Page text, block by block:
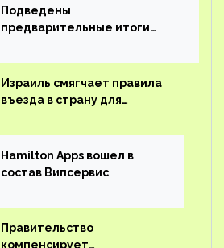
Подведены
предварительные итоги
Израиль смягчает правила
въезда в страну для
Hamilton Apps вошел в
состав Випсервис
Правительство
компенсирует